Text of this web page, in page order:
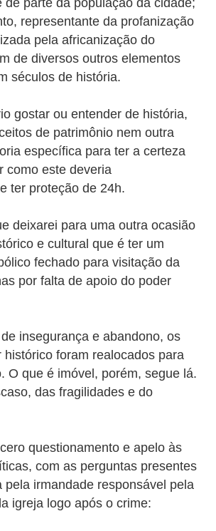
de parte da população da cidade;
representante da profanização
pela africanização do
de diversos outros elementos
séculos de história.
gostar ou entender de história,
de patrimônio nem outra
específica para ter a certeza
como este deveria
ter proteção de 24h.
deixarei para uma outra ocasião
e cultural que é ter um
fechado para visitação da
por falta de apoio do poder
insegurança e abandono, os
histórico foram realocados para
O que é imóvel, porém, segue lá.
das fragilidades e do
questionamento e apelo às
com as perguntas presentes
pela irmandade responsável pela
igreja logo após o crime: